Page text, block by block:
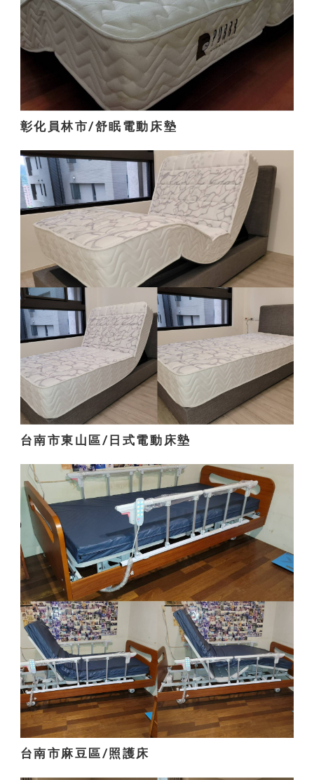
彰化員林市/舒眠電動床墊
台南市東山區/日式電動床墊
台南市麻豆區/照護床